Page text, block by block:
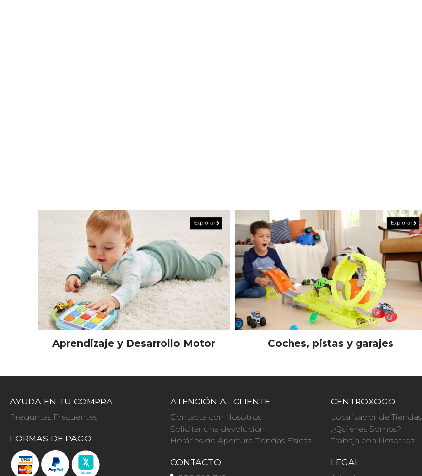
Aprendizaje y Desarrollo Motor Coches, pistas y garajes
AYUDA EN TU COMPRA
Preguntas Frecuentes
FORMAS DE PAGO
ATENCIÓN AL CLIENTE
Contacta con Nosotros
Solicitar una devolución
Horários de Apertura Tiendas Físicas
CONTACTO
CENTROXOGO
Localizador de Tiendas
¿Quienes Somos?
Trabaja con Nosotros
LEGAL